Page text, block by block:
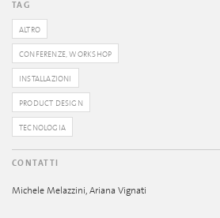
TAG
ALTRO
CONFERENZE, WORKSHOP
INSTALLAZIONI
PRODUCT DESIGN
TECNOLOGIA
CONTATTI
Michele Melazzini, Ariana Vignati